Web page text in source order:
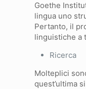
Goethe
lingua uno
Pertanto, il
linguistiche a
Ricerca
Molteplici
quest’ultima